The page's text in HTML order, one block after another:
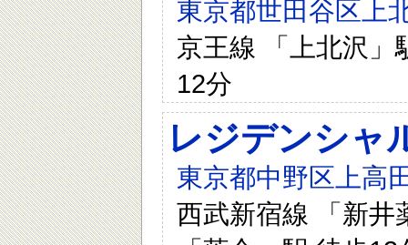
東京都世田谷区上
京王線 「上北沢」
12分
レジデンシャ
東京都中野区上高
西武新宿線 「新井